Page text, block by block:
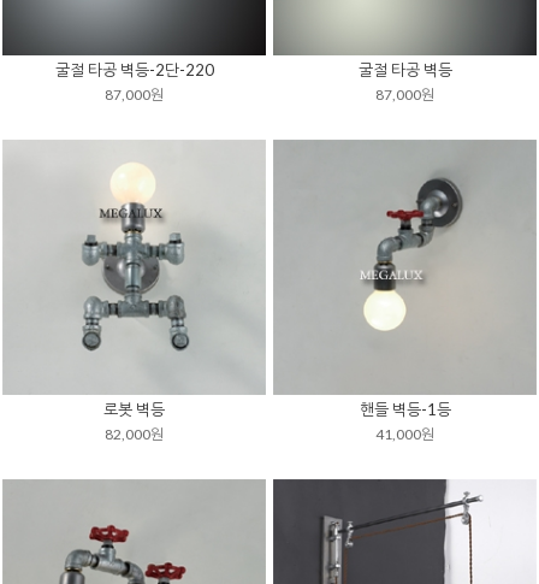
굴절 타공 벽등-2단-220
87,000원
굴절 타공 벽등
87,000원
로봇 벽등
82,000원
핸들 벽등-1등
41,000원